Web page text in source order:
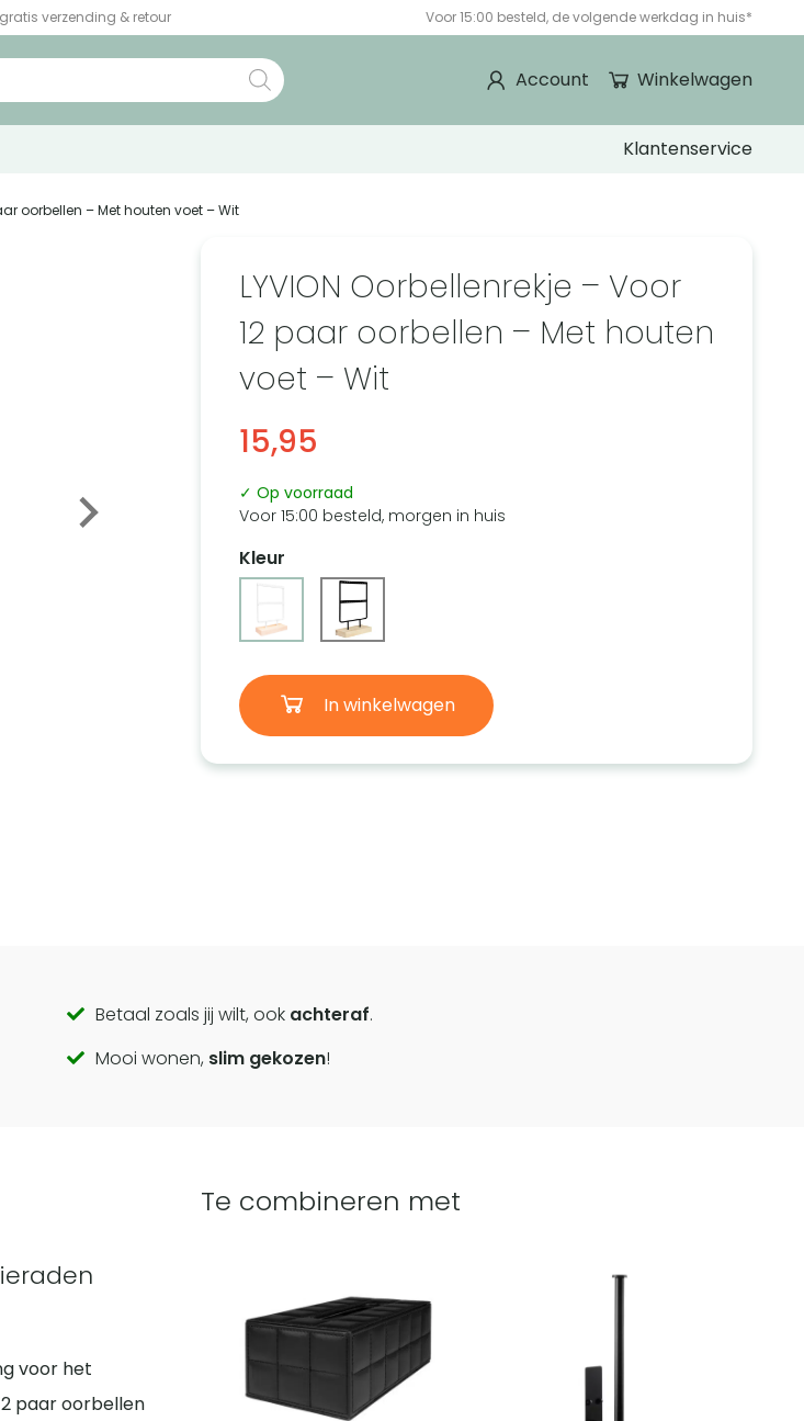
verzending & retour Voor 15:00 besteld, de volgende werkdag in huis*
Winkelwagen
Account
Klantenservice
oorbellen – Met houten voet – Wit
LYVION Oorbellenrekje – Voor
12 paar oorbellen – Met houten
voet – Wit
15,95
✓ Op voorraad
Voor 15:00 besteld, morgen in huis
Kleur
In winkelwagen
Betaal zoals jij wilt, ook achteraf.
Mooi wonen, slim gekozen!
voor het
paar oorbellen
Te combineren met